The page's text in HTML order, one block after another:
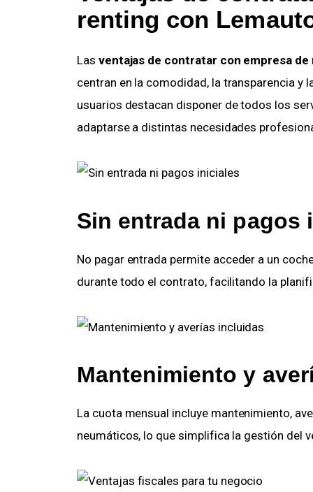
renting con
Las ventajas de contratar con empresa de
centran en la comodidad, la transparencia y
usuarios destacan disponer de todos los
adaptarse a distintas necesidades
Sin entrada ni pagos
No pagar entrada permite acceder a un
durante todo el contrato, facilitando la
Mantenimiento y
La cuota mensual incluye mantenimiento,
neumáticos, lo que simplifica la gestión del